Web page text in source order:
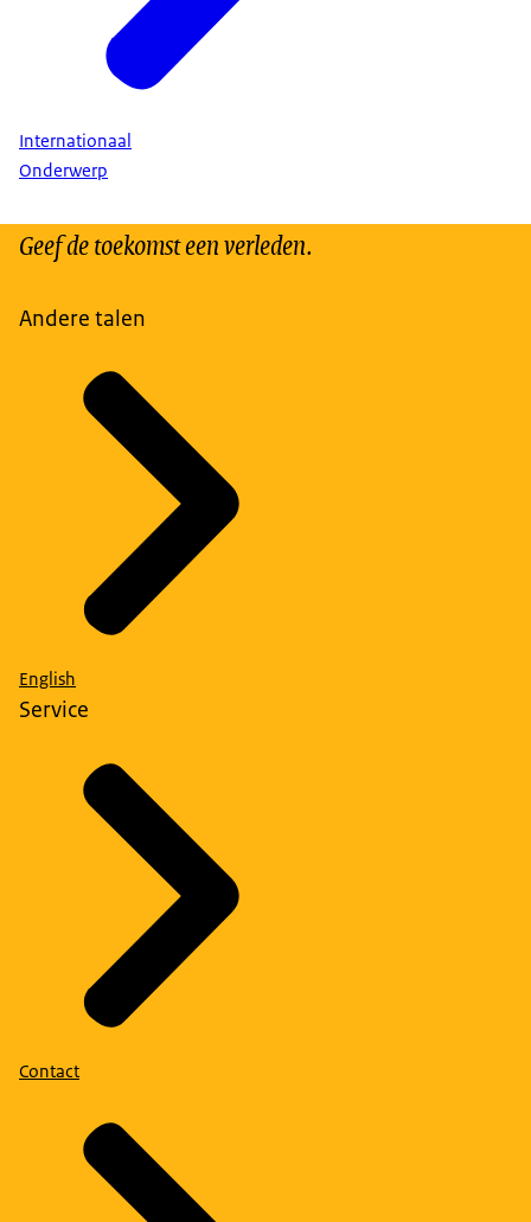
Internationaal
Onderwerp
Geef de toekomst een verleden.
Andere talen
English
Service
Contact